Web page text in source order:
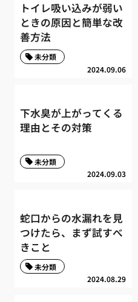
トイレ吸い込みが弱い
ときの原因と簡単な改
善方法
2024.09.06
未分類
下水臭が上がってくる
理由とその対策
2024.09.03
未分類
蛇口からの水漏れを見
つけたら、まず試すべ
きこと
2024.08.29
未分類